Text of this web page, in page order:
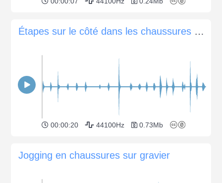
Étapes sur le côté dans les chaussures sur un plancher en bois
00:00:20 44100Hz 0.73Mb
Jogging en chaussures sur gravier